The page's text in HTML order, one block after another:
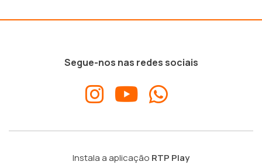
Segue-nos nas redes sociais
Instala a aplicação RTP Play